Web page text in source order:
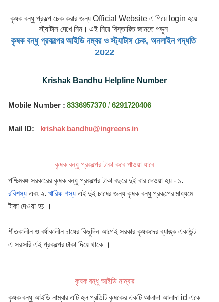
কৃষক বন্ধু প্রকল্প চেক করার জন্য Official Website এ গিয়ে login হয়ে
স্ট্যাটাস দেখে নিন। এই নিয়ে বিস্তারিত জানতে পড়ুন
কৃষক বন্ধু প্রকল্পের আইডি নম্বর ও স্ট্যাটাস চেক, অনলাইন পদ্ধতি
2022
Krishak Bandhu Helpline Number
Mobile Number : 8336957370 / 6291720406
Mail ID: krishak.bandhu@ingreens.in
কৃষক বন্ধু প্রকল্পের টাকা কবে পাওয়া যাবে
রবিশস্য এবং ২. খারিফ শস্য এই দুই চাষের জন্য কৃষক বন্ধু প্রকল্পের মাধ্যমে
টাকা দেওয়া হয় ।
শীতকালীন ও বর্ষাকালীন চাষের কিছুদিন আগেই সরকার কৃষকদের ব্যাঙ্ক একাউন্ট
এ সরাসরি এই প্রকল্পের টাকা দিয়ে থাকে ।
কৃষক বন্ধু আইডি নাম্বার
কৃষক বন্ধু আইডি নাম্বার এটি হল প্রতিটি কৃষকের একটি আলাদা আলাদা id একে